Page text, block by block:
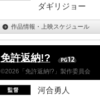
ダギリジョー
作品情報・上映スケジュール
免許返納!?
©2026「免許返納!?」製作委員会
河合勇人